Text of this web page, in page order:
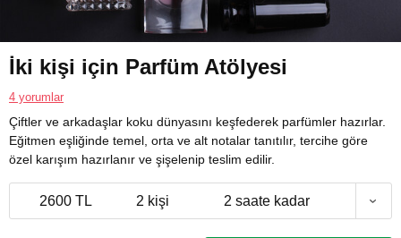
İki kişi için Parfüm Atölyesi
4 yorumlar
Çiftler ve arkadaşlar koku dünyasını keşfederek parfümler hazırlar.
Eğitmen eşliğinde temel, orta ve alt notalar tanıtılır, tercihe göre
özel karışım hazırlanır ve şişelenip teslim edilir.
2600 TL 2 kişi 2 saate kadar